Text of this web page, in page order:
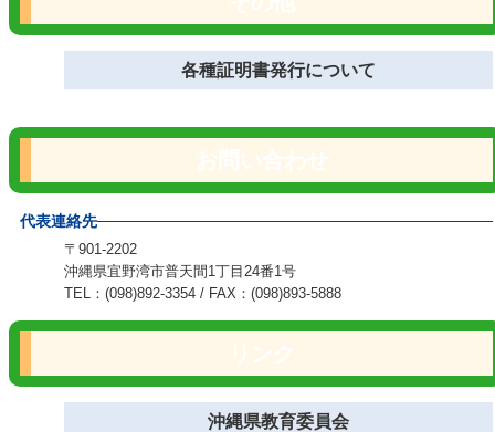
各種証明書発行について
代表連絡先
〒901-2202
沖縄県宜野湾市普天間1丁目24番1号
TEL：(098)892-3354 / FAX：(098)893-5888
沖縄県教育委員会